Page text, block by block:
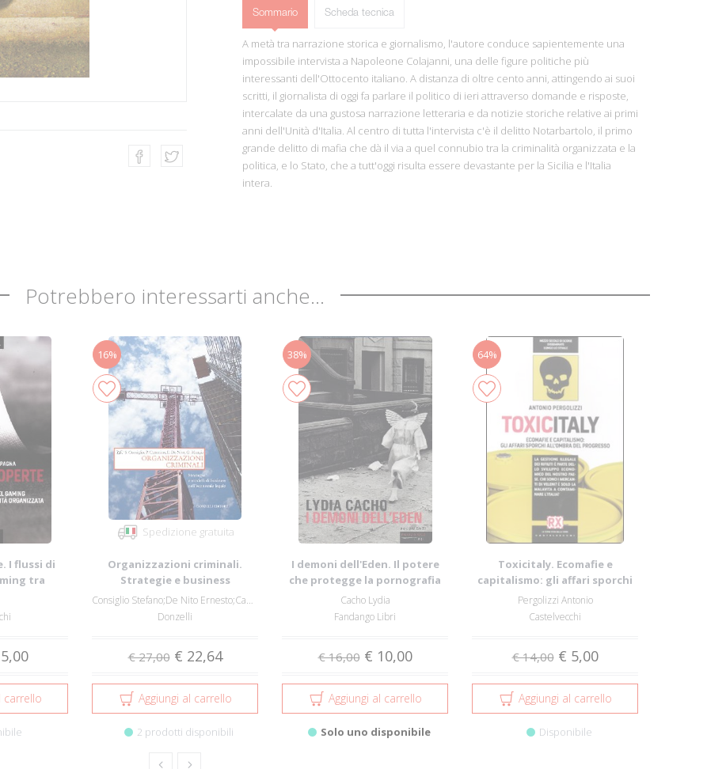
Sommario Scheda tecnica
A metà tra narrazione storica e giornalismo, l'autore conduce sapientemente una
impossibile intervista a Napoleone Colajanni, una delle figure politiche più
interessanti dell'Ottocento italiano. A distanza di oltre cento anni, attingendo ai suoi
scritti, il giornalista di oggi fa parlare il politico di ieri attraverso domande e risposte,
intercalate da una gustosa narrazione letteraria e da notizie storiche relative ai primi
anni dell'Unità d'Italia. Al centro di tutta l'intervista c'è il delitto Notarbartolo, il primo
grande delitto di mafia che dà il via a quel connubio tra la criminalità organizzata e la
politica, e lo Stato, che a tutt'oggi risulta essere devastante per la Sicilia e l'Italia
intera.
Potrebbero interessarti anche...
I flussi di
tra
carrello
16%
Spedizione gratuita
Organizzazioni criminali.
Strategie e business
nell'economia lega...
Consiglio Stefano;De Nito Ernesto;Canonico...
Donzelli
€ 27,00 € 22,64
Aggiungi al carrello
2 prodotti disponibili
38%
I demoni dell'Eden. Il potere
che protegge la pornografia
infanti...
Cacho Lydia
Fandango Libri
€ 16,00 € 10,00
Aggiungi al carrello
Solo uno disponibile
64%
Toxicitaly. Ecomafie e
capitalismo: gli affari sporchi
all'ombra ...
Pergolizzi Antonio
Castelvecchi
€ 14,00 € 5,00
Aggiungi al carrello
Disponibile